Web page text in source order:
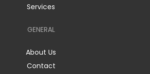
Services
GENERAL
About Us
Contact